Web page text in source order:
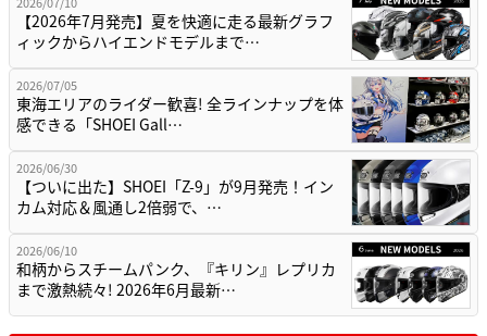
【2026年7月発売】夏を快適に走る最新グラフ
ィックからハイエンドモデルまで…
2026/07/05
東海エリアのライダー歓喜! 全ラインナップを体
感できる「SHOEI Gall…
2026/06/30
【ついに出た】SHOEI「Z-9」が9月発売！イン
カム対応＆風通し2倍弱で、…
2026/06/10
和柄からスチームパンク、『キリン』レプリカ
まで激熱続々! 2026年6月最新…